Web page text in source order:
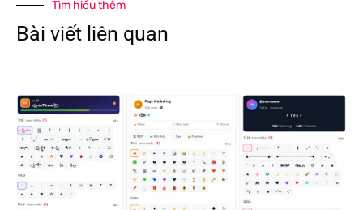
Tìm hiểu thêm
Bài viết liên quan